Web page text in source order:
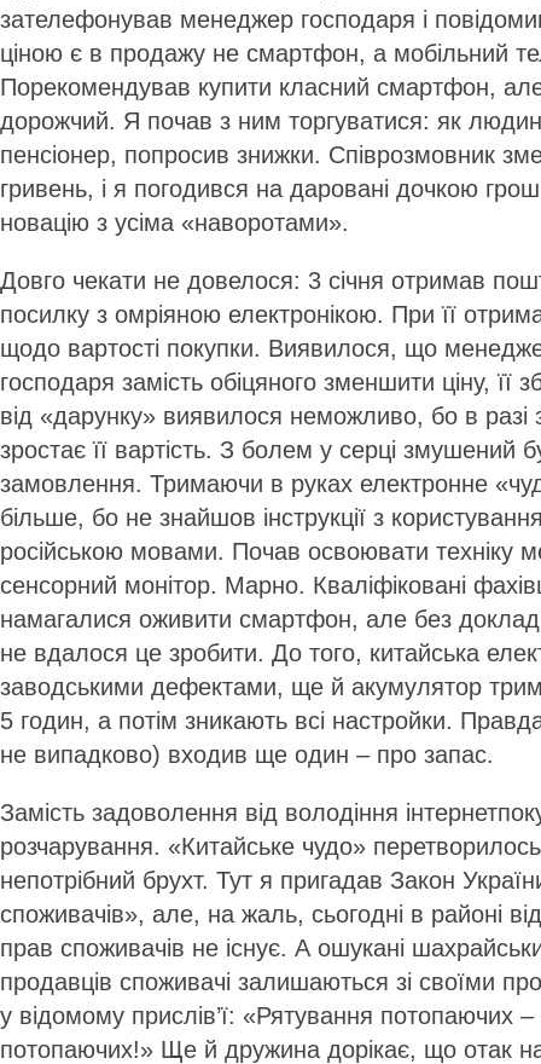
зателефонував менеджер господаря і
ціною є в продажу не смарт­фон, а мобільний
Порекомендував купити класний смартфон,
дорожчий. Я почав з ним торгуватися: як
пенсіонер, попросив знижки. Співрозмовник
гривень, і я погодився на даровані дочкою
новацію з усіма «наворотами».
Довго чекати не довелося: 3 січня отримав
посилку з омріяною електронікою. При її
щодо вартості покупки. Виявилося, що
господаря замість обіцяного зменшити ціну, її
від «дарунку» виявилося неможливо, бо в разі
зростає її вартість. З болем у серці змушений
замовлення. Тримаючи в руках електронне
більше, бо не знайшов інструкції з
російською мовами. Почав освоювати техніку
сенсорний монітор. Марно. Кваліфіковані
намагалися оживити смартфон, але без
не вдалося це зробити. До того, китайська
заводськими дефектами, ще й акумулятор
5 годин, а потім зникають всі настройки.
не випадково) входив ще один – про запас.
Замість задоволення від во­лодіння
розчарування. «Китайське чудо»
непотрібний брухт. Тут я пригадав Закон
споживачів», але, на жаль, сьогодні в районі
прав споживачів не існує. А ошукані
продавців споживачі залишаються зі своїми
у відомому прислів’ї: «Рятування потопаючих
потопаючих!» Ще й дружина дорікає, що отак на